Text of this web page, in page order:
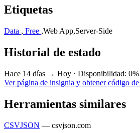
Etiquetas
Data , Free ,Web App,Server-Side
Historial de estado
Hace 14 días → Hoy · Disponibilidad: 0%
Ver página de insignia y obtener código
Herramientas similares
CSVJSON — csvjson.com